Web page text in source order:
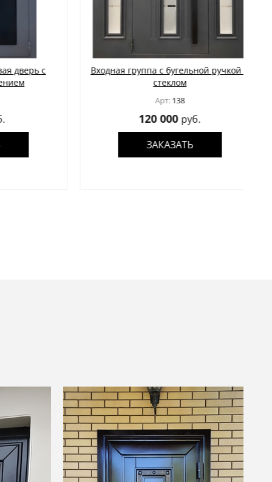
с
Входная группа с бугельной ручкой и
стеклом
138
120 000руб.
ЗАКАЗАТЬ